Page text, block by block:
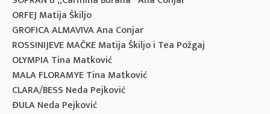
ORFEJ Matija Škiljo
GROFICA ALMAVIVA Ana Conjar
ROSSINIJEVE MAČKE Matija Škiljo i Tea Požgaj
OLYMPIA Tina Matković
MALA FLORAMYE Tina Matković
CLARA/BESS Neda Pejković
ĐULA Neda Pejković